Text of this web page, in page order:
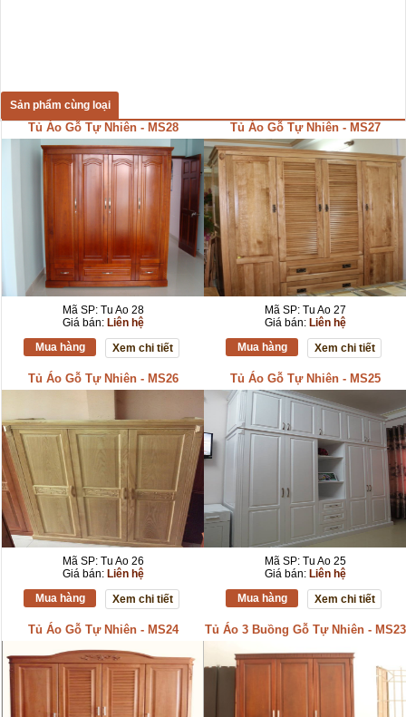
Sản phẩm cùng loại
Tủ Áo Gỗ Tự Nhiên - MS28
Mã SP: Tu Ao 28
Giá bán: Liên hệ
Mua hàng
Xem chi tiết
Tủ Áo Gỗ Tự Nhiên - MS27
Mã SP: Tu Ao 27
Giá bán: Liên hệ
Mua hàng
Xem chi tiết
Tủ Áo Gỗ Tự Nhiên - MS26
Mã SP: Tu Ao 26
Giá bán: Liên hệ
Mua hàng
Xem chi tiết
Tủ Áo Gỗ Tự Nhiên - MS25
Mã SP: Tu Ao 25
Giá bán: Liên hệ
Mua hàng
Xem chi tiết
Tủ Áo Gỗ Tự Nhiên - MS24 Tủ Áo 3 Buồng Gỗ Tự Nhiên - MS23